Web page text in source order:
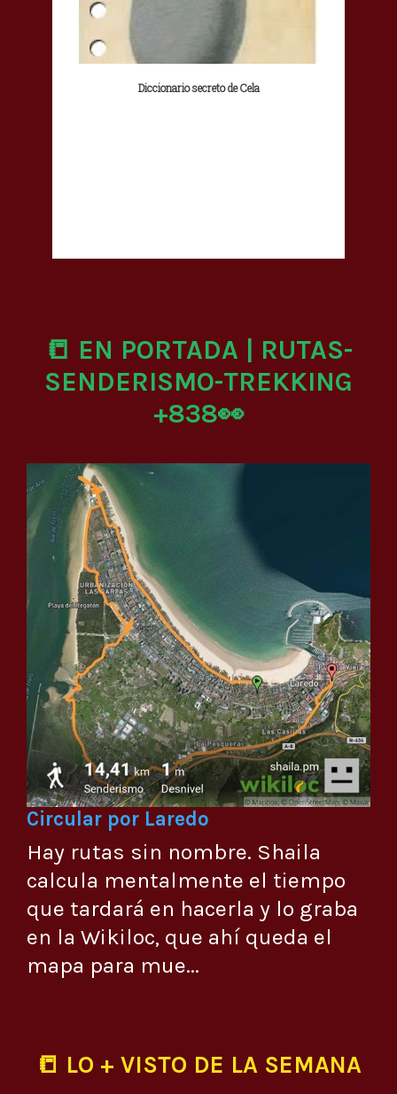
Diccionario secreto de Cela
📒 EN PORTADA | RUTAS-
SENDERISMO-TREKKING
+838👀
Circular por Laredo
Hay rutas sin nombre. Shaila
calcula mentalmente el tiempo
que tardará en hacerla y lo graba
en la Wikiloc, que ahí queda el
mapa para mue...
📒 LO + VISTO DE LA SEMANA